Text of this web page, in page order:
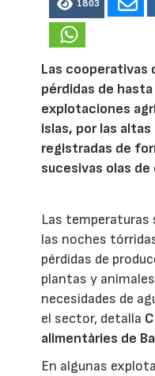
1803
Las cooperativas
pérdidas de
explotaciones
islas, por las
registradas de
sucesivas olas
Las temperaturas
las noches
pérdidas de
plantas y
necesidades de
el sector, detalla
alimentàries de
En algunas